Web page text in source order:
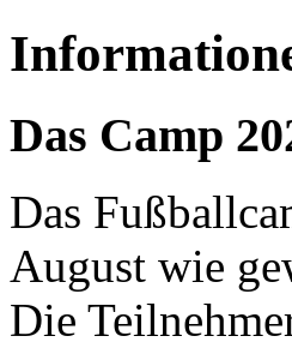
Das Camp
Das
August wie
Die